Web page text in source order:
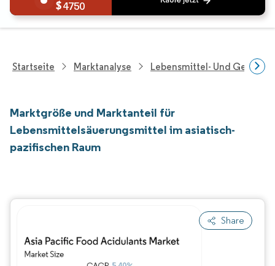
4750
Startseite Marktanalyse Lebensmittel- Und
Marktgröße und Marktanteil für
Lebensmittelsäuerungsmittel im asiatisch-
pazifischen Raum
Share